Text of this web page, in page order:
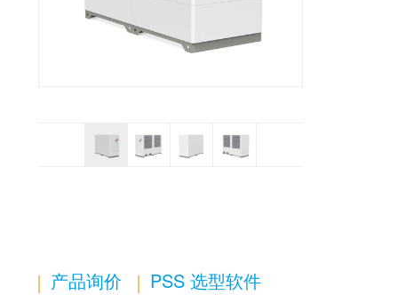
产品询价 PSS 选型软件